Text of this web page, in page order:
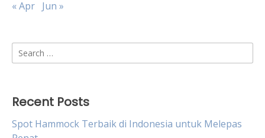
« Apr Jun »
Search
for:
Recent Posts
Spot Hammock Terbaik di Indonesia untuk Melepas